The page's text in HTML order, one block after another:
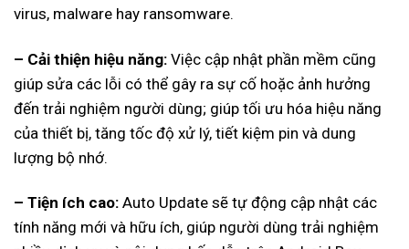
virus, malware hay ransomware.
– Cải thiện hiệu năng: Việc cập nhật phần mềm cũng
giúp sửa các lỗi có thể gây ra sự cố hoặc ảnh hưởng
đến trải nghiệm người dùng; giúp tối ưu hóa hiệu năng
của thiết bị, tăng tốc độ xử lý, tiết kiệm pin và dung
lượng bộ nhớ.
– Tiện ích cao: Auto Update sẽ tự động cập nhật các
tính năng mới và hữu ích, giúp người dùng trải nghiệm